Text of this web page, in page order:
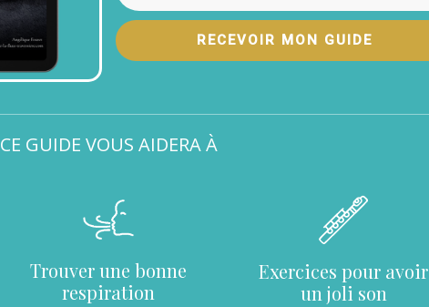
RECEVOIR MON GUIDE
CE GUIDE VOUS AIDERA À
Trouver une bonne
respiration
Exercices pour avoir
un joli son